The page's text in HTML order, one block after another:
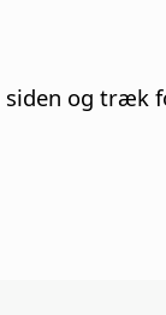
siden og træk